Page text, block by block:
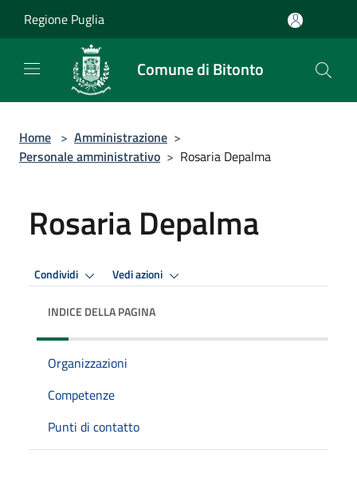
Regione Puglia
Comune di Bitonto
Home > Amministrazione >
Personale amministrativo > Rosaria Depalma
Rosaria Depalma
Condividi Vedi azioni
INDICE DELLA PAGINA
Organizzazioni
Competenze
Punti di contatto